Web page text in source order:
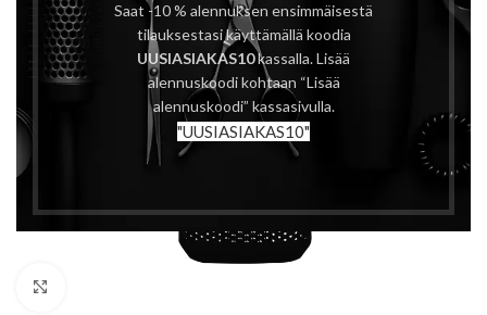
Saat -10 % alennuksen ensimmäisestä
tilauksestasi käyttämällä koodia
UUSIASIAKAS10kassalla. Lisää
alennuskoodi kohtaan “Lisää
alennuskoodi” kassasivulla.
"UUSIASIAKAS10"